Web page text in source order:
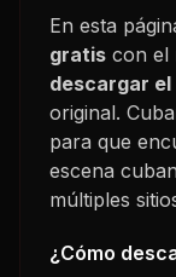
En esta
gratis con el
descargar el
original.
para que
escena
múltiples
¿Cómo